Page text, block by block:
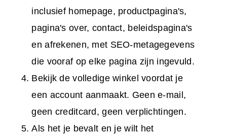
inclusief homepage, productpagina's,
pagina's over, contact, beleidspagina's
en afrekenen, met SEO-metagegevens
die vooraf op elke pagina zijn ingevuld.
Bekijk de volledige winkel voordat je
een account aanmaakt. Geen e-mail,
geen creditcard, geen verplichtingen.
Als het je bevalt en je wilt het